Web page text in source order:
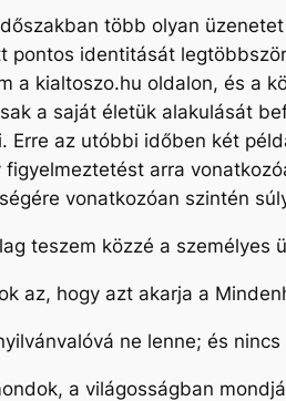
több olyan
pontos identitását
a kialtoszo.hu oldalon, és a
a saját életük alakulását
Erre az utóbbi időben két
arra
vonatkozóan szintén
teszem közzé a
az, hogy azt akarja a
ne lenne; és
a világosságban